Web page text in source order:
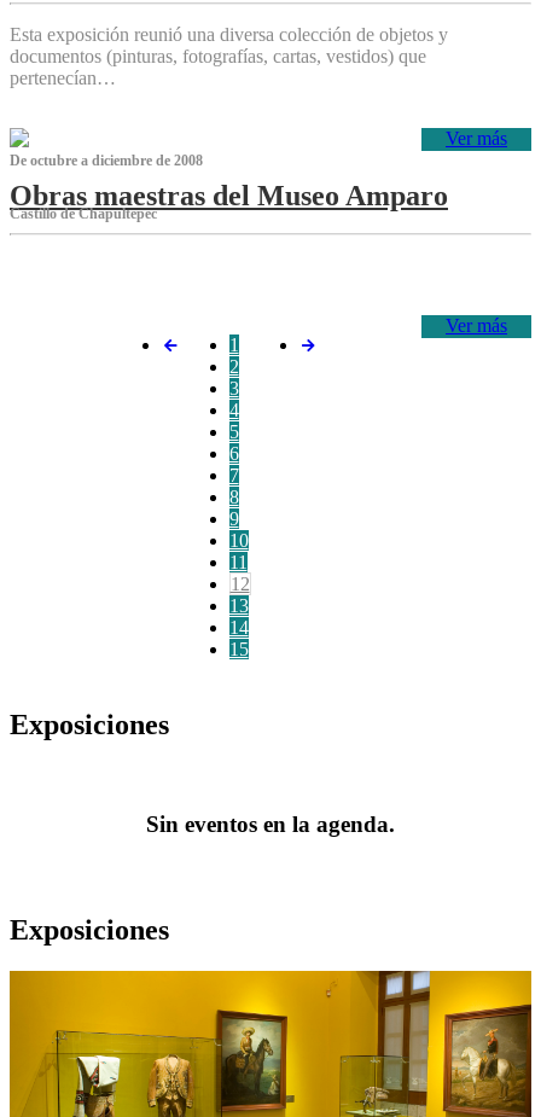
Esta exposición reunió una diversa colección de objetos y
documentos (pinturas, fotografías, cartas, vestidos) que
pertenecían…
Ver más
De octubre a diciembre de 2008
Obras maestras del Museo Amparo
Castillo de Chapultepec
Ver más
1
2
3
4
5
6
7
8
9
10
11
12
13
14
15
Exposiciones
Sin eventos en la agenda.
Exposiciones